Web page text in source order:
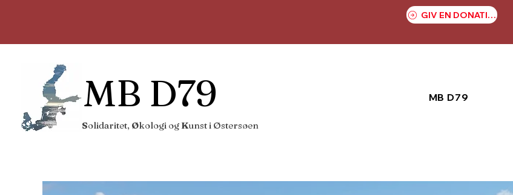
GIV EN DONATION
MB D79
Solidaritet, Økologi og Kunst i Østersøen
MB D79